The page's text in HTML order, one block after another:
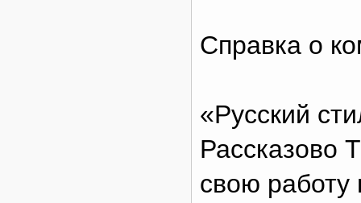
Справка о
«Русский
Рассказово
свою работу